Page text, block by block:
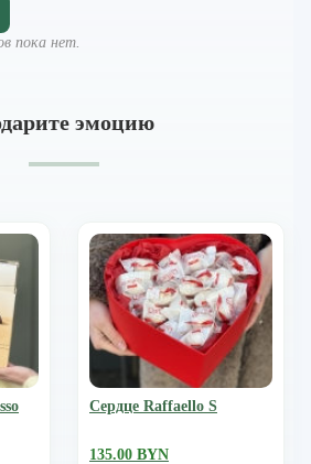
пока нет.
эмоцию
Сердце Raffaello S
135.00 BYN